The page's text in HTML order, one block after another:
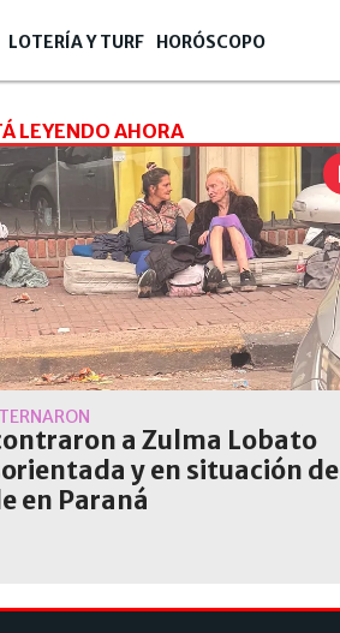
LOTERÍA Y TURF HORÓSCOPO
LEYENDO AHORA
a Zulma Lobato
y en situación de
en Paraná